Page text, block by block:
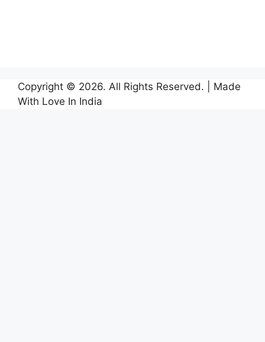
Copyright © 2026. All Rights Reserved. | Made
With Love In India